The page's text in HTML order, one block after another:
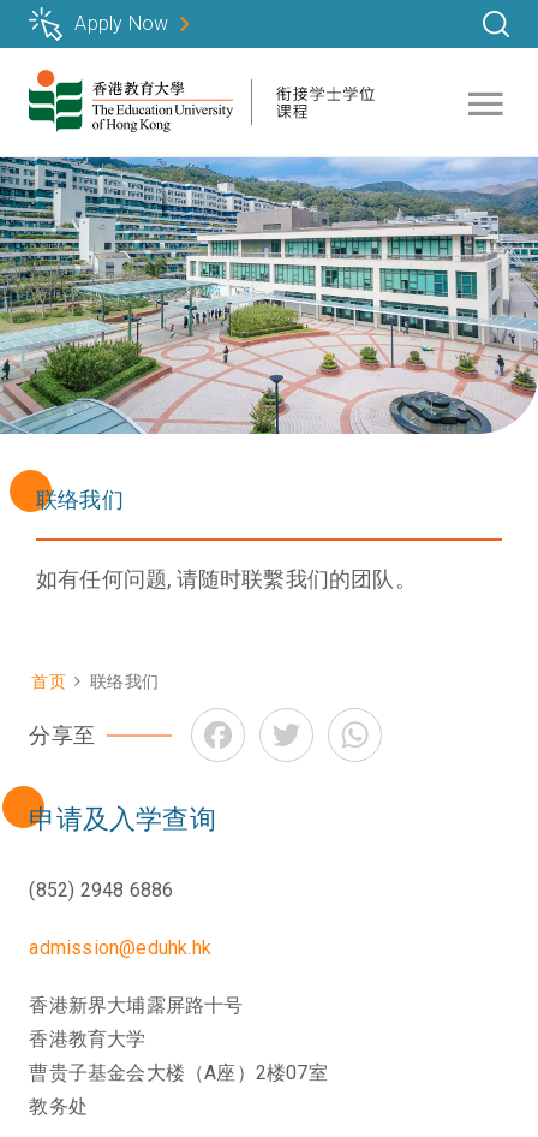
容
Apply Now
联络我们
如有任何问题, 请随时联繫我们的团队。
面
包
首页 联络我们
分享至 FacebookTwitter
申请及入学查询
(852) 2948 6886
admission@eduhk.hk
香港新界大埔露屏路十号
香港教育大学
曹贵子基金会大楼（A座）2楼07室
教务处